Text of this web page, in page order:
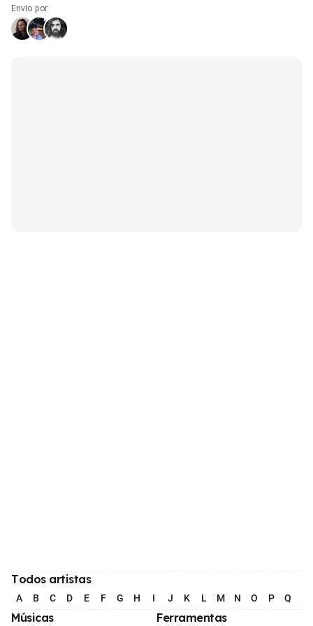
Envio por
Todos artistas
A B C D E F G H I J K L M N O P Q
Músicas Ferramentas